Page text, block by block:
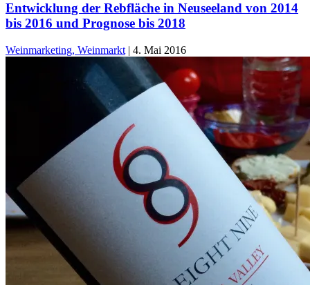
Entwicklung der Rebfläche in Neuseeland von 2014
bis 2016 und Prognose bis 2018
Weinmarketing, Weinmarkt | 4. Mai 2016